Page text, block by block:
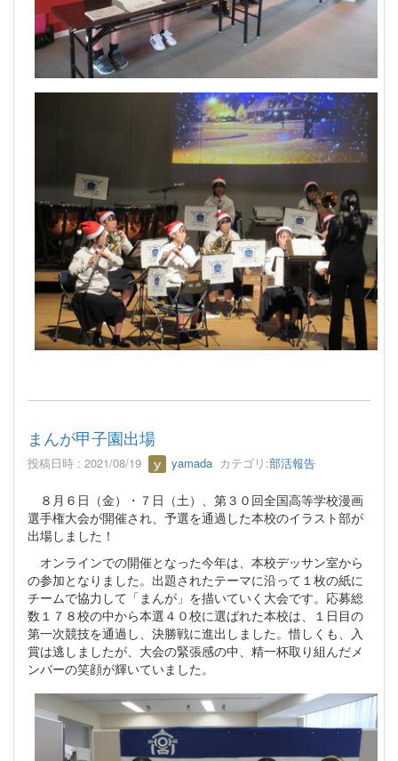
まんが甲子園出場
投稿日時 : 2021/08/19 yamada カテゴリ:部活報告
８月６日（金）・７日（土）、第３０回全国高等学校漫画
選手権大会が開催され、予選を通過した本校のイラスト部が
出場しました！
オンラインでの開催となった今年は、本校デッサン室から
の参加となりました。出題されたテーマに沿って１枚の紙に
チームで協力して「まんが」を描いていく大会です。応募総
数１７８校の中から本選４０校に選ばれた本校は、１日目の
第一次競技を通過し、決勝戦に進出しました。惜しくも、入
賞は逃しましたが、大会の緊張感の中、精一杯取り組んだメ
ンバーの笑顔が輝いていました。